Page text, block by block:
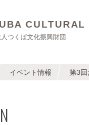
CULTURAL
つくば文化振興財団
イベント情報 第3回